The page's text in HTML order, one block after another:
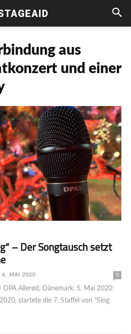
aus
und einer
– Der Songtausch setzt
6. MAI 2020 0
Mai 2020:
startete die 7. Staffel von "Sing